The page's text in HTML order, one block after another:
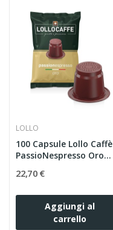
LOLLO
100 Capsule Lollo Caffè
PassioNespresso Oro...
22,70 €
Aggiungi al
carrello